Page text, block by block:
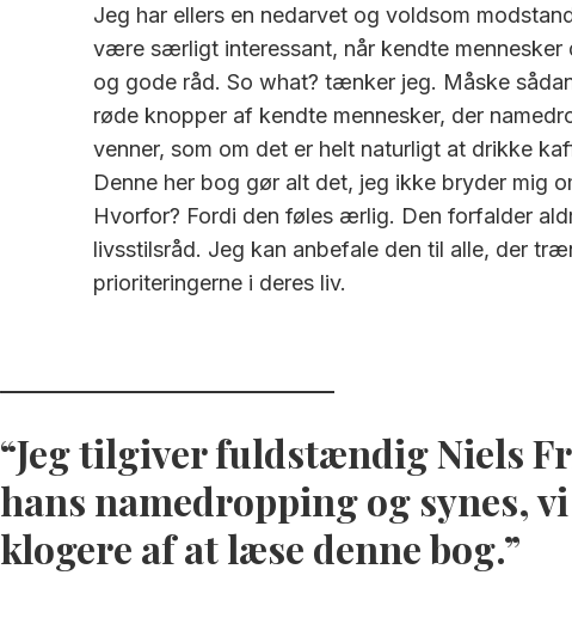
Jeg har ellers en nedarvet og voldsom
være særligt interessant, når kendte mennesker
og gode råd. So what? tænker jeg. Måske
røde knopper af kendte mennesker, der
venner, som om det er helt naturligt at drikke
Denne her bog gør alt det, jeg ikke bryder mig
Hvorfor? Fordi den føles ærlig. Den forfalder
livsstilsråd. Jeg kan anbefale den til alle, der
prioriteringerne i deres liv.
Jeg tilgiver fuldstændig Niels
hans namedropping og synes,
klogere af at læse denne bog.